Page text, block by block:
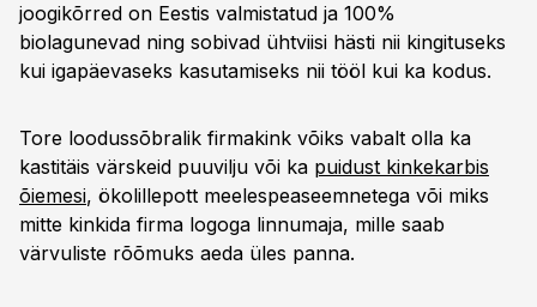
joogikõrred on Eestis valmistatud ja 100%
biolagunevad ning sobivad ühtviisi hästi nii kingituseks
kui igapäevaseks kasutamiseks nii tööl kui ka kodus.
Tore loodussõbralik firmakink võiks vabalt olla ka
kastitäis värskeid puuvilju või ka puidust kinkekarbis
õiemesi, ökolillepott meelespeaseemnetega või miks
mitte kinkida firma logoga linnumaja, mille saab
värvuliste rõõmuks aeda üles panna.